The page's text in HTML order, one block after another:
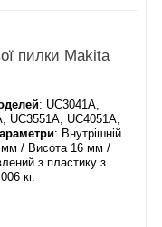
пилки Makita
: UC3041A,
UC3551A, UC4051A,
: Внутрішній
мм / Висота 16 мм /
з пластику з
кг.